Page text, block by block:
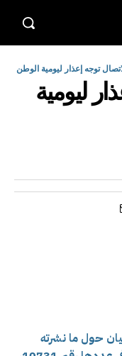
توجه إعذار ليومية الوطن
ليومية
حول ما نشرته